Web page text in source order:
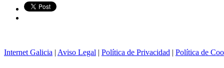
Internet Galicia | Aviso Legal | Política de Privacidad | Política de